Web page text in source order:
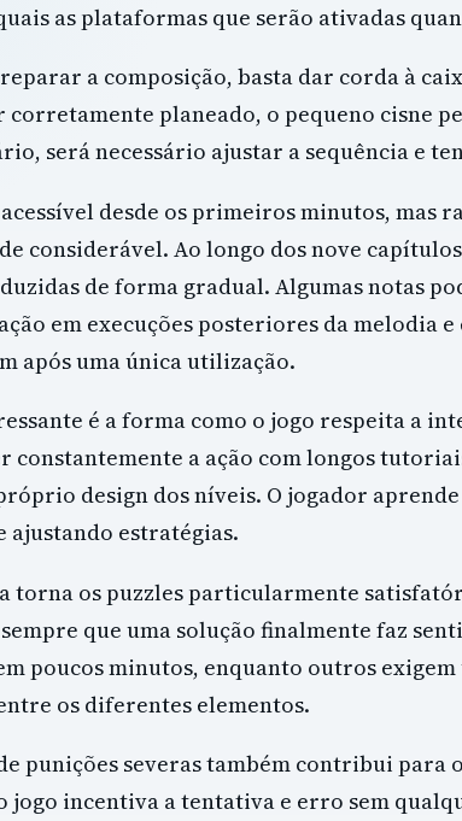
as plataformas que serão ativadas
a composição, basta dar corda à
corretamente planeado, o pequeno cisne
será necessário ajustar a sequência e
acessível desde os primeiros minutos, mas
considerável. Ao longo dos nove
de forma gradual. Algumas notas
em execuções posteriores da melodia
após uma única utilização.
é a forma como o jogo respeita a
a ação com longos
design dos níveis. O jogador
ajustando estratégias.
torna os puzzles particularmente
que uma solução finalmente faz
poucos minutos, enquanto outros exigem
os diferentes elementos.
punições severas também contribui
jogo incentiva a tentativa e erro sem